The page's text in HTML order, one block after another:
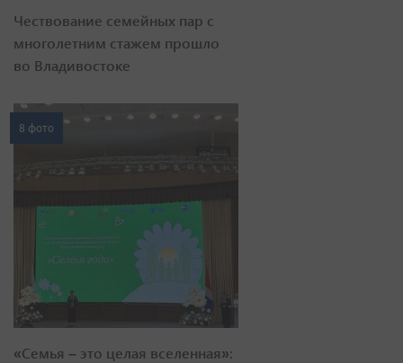
Чествование семейных пар с
многолетним стажем прошло
во Владивостоке
8 фото
«Семья – это целая вселенная»: